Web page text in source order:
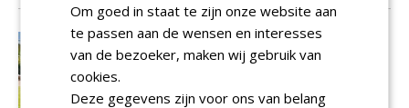
Omgevingspsycholoog Van Dijk:
'Beleving' hoeft geen
zijn!
Om goed in staat te zijn onze website aan
te passen aan de wensen en interesses
van de bezoeker, maken wij gebruik van
cookies.
Deze gegevens zijn voor ons van belang